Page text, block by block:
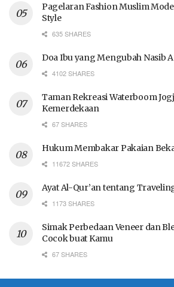
Pagelaran Fashion Muslim
Style
635 SHARES
Doa Ibu yang Mengubah Nasib
4102 SHARES
Taman Rekreasi Waterboom
Kemerdekaan
67 SHARES
Hukum Membakar Pakaian
11672 SHARES
Ayat Al-Qur’an tentang
1173 SHARES
Simak Perbedaan Veneer dan
Cocok buat Kamu
67 SHARES